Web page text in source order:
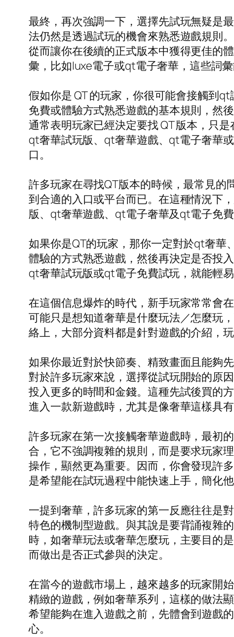
最終，再次強調一下，選擇先試玩無疑是
法仍然是透過試玩的機會來熟悉遊戲規則
從而讓你在後續的正式版本中獲得更佳的
彙，比如luxe電子或qt電子奢華，這些詞
假如你是 QT 的玩家，你很可能會接觸到
免費或體驗方式熟悉遊戲的基本規則，然
通常表明玩家已經決定要找 QT 版本，只
qt奢華試玩版、qt奢華遊戲、qt電子奢華
口。
許多玩家在尋找QT版本的時候，最常見
到合適的入口或平台而已。在這種情況下
版、qt奢華遊戲、qt電子奢華及qt電子免
如果你是QT的玩家，那你一定對於qt奢華
體驗的方式熟悉遊戲，然後再決定是否投
qt奢華試玩版或qt電子免費試玩，就能輕易
在這個信息爆炸的時代，新手玩家常常會
可能只是想知道奢華是什麼玩法／怎麼玩
絡上，大部分資料都是針對遊戲的介紹，
如果你最近對於快節奏、精致畫面且能夠
對於許多玩家來說，選擇從試玩開始的原
投入更多的時間和金錢。這種先試後買的
進入一款新遊戲時，尤其是像奢華這樣具
許多玩家在第一次接觸奢華遊戲時，最初
合，它不強調複雜的規則，而是要求玩家
操作，顯然更為重要。因而，你會發現許
是希望能在試玩過程中能快速上手，簡化他
一提到奢華，許多玩家的第一反應往往是
特色的機制型遊戲。與其說是要背誦複雜
時，如奢華玩法或奢華怎麼玩，主要目的
而做出是否正式參與的決定。
在當今的遊戲市場上，越來越多的玩家開
精緻的遊戲，例如奢華系列，這樣的做法
希望能夠在進入遊戲之前，先體會到遊戲
心。